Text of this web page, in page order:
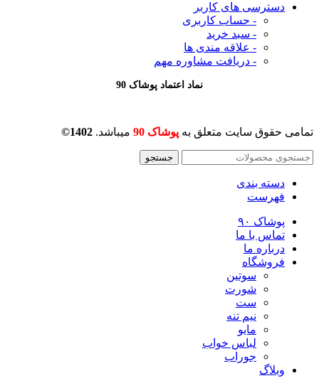
دسترسی های کاربر
- حساب کاربری
- سبد خرید
- علاقه مندی ها
- دریافت مشاوره مهم
نماد اعتماد پوشاک 90
تمامی حقوق سایت متعلق به پوشاک 90 میباشد. 1402©
جستجو
دسته بندی
فهرست
پوشاک ۹۰
تماس با ما
درباره ما
فروشگاه
سوتین
شورت
ست
نیم تنه
مایو
لباس خواب
جوراب
وبلاگ